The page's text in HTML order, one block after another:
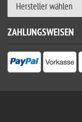
Hersteller wählen
ZAHLUNGSWEISEN